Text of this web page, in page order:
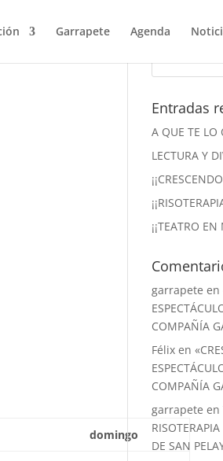
Garrapete Agenda
domingo
Entradas
A QUE TE LO
LECTURA Y
¡¡TEATRO
garrapete en
COMPAÑÍA
Félix en
COMPAÑÍA
garrapete en
DE SAN